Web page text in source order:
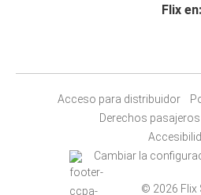
Flix en:
Acceso para distribuidor
Derechos pasajeros
Cambiar la
© 2026 Flix